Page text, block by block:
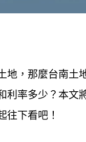
地，那麼台南土
利率多少？本文
往下看吧！